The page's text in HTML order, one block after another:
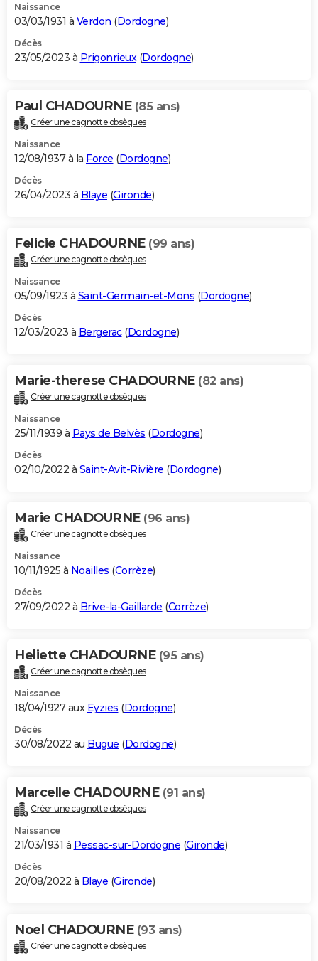
Naissance
03/03/1931 à Verdon (Dordogne)
Décès
23/05/2023 à Prigonrieux(Dordogne)
Paul CHADOURNE (85 ans)
Créer une cagnotte obsèques
Naissance
12/08/1937 à la Force (Dordogne)
Décès
26/04/2023 à Blaye (Gironde)
Felicie CHADOURNE (99 ans)
Créer une cagnotte obsèques
Naissance
05/09/1923 à Saint-Germain-et-Mons (Dordogne)
Décès
12/03/2023 à Bergerac(Dordogne)
Marie-therese CHADOURNE (82 ans)
Créer une cagnotte obsèques
Naissance
25/11/1939 à Pays de Belvès (Dordogne)
Décès
02/10/2022 à Saint-Avit-Rivière (Dordogne)
Marie CHADOURNE (96 ans)
Créer une cagnotte obsèques
Naissance
10/11/1925 à Noailles (Corrèze)
Décès
27/09/2022 à Brive-la-Gaillarde (Corrèze)
Heliette CHADOURNE (95 ans)
Créer une cagnotte obsèques
Naissance
18/04/1927 aux Eyzies (Dordogne)
Décès
30/08/2022 au Bugue (Dordogne)
Marcelle CHADOURNE (91 ans)
Créer une cagnotte obsèques
Naissance
21/03/1931 à Pessac-sur-Dordogne (Gironde)
Décès
20/08/2022 à Blaye (Gironde)
Noel CHADOURNE (93 ans)
Créer une cagnotte obsèques